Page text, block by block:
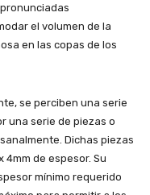
el volumen de la
en las copas de los
se perciben una serie
una serie de piezas o
Dichas piezas
4mm de espesor. Su
mínimo requerido